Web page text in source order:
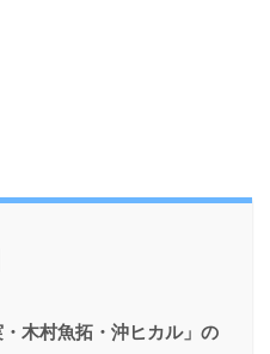
木村魚拓・沖ヒカル」の